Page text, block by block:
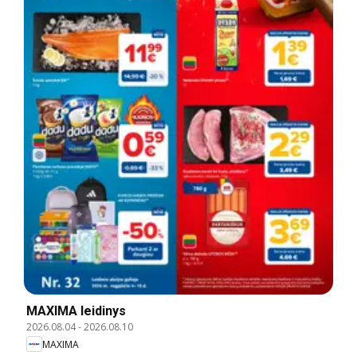
MAXIMA leidinys
2026.08.04-2026.08.10
MAXIMA